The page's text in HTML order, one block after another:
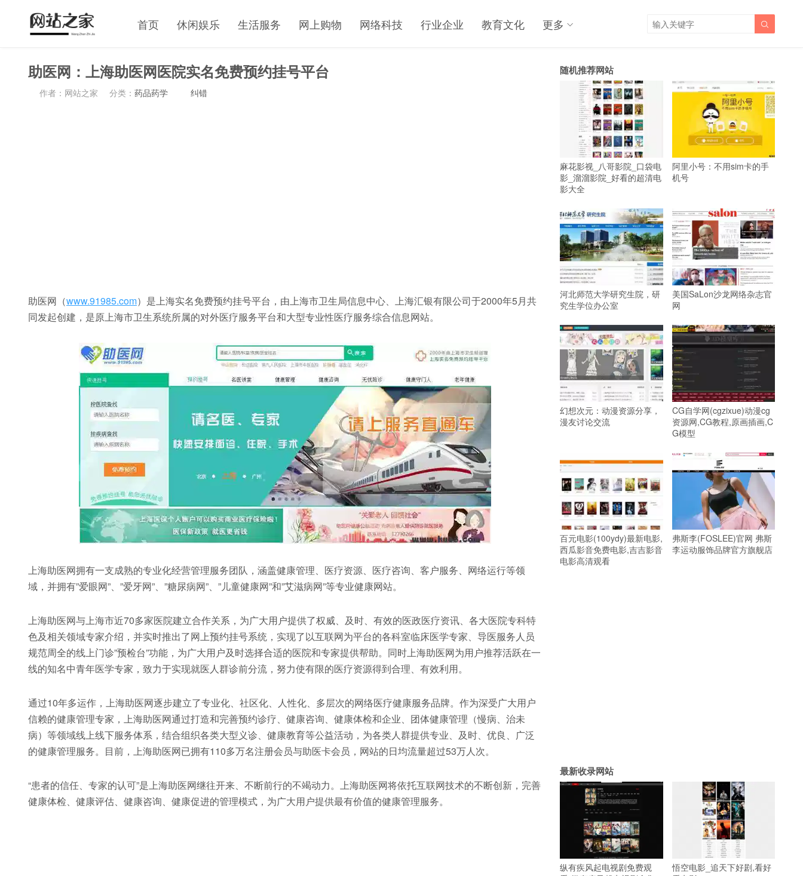
首页 休闲娱乐 生活服务 网上购物 网络科技 行业企业 教育文化 更多 
助医网：上海助医网医院实名免费预约挂号平台
作者：网站之家 分类： 药品药学 纠错
助医网（www.91985.com）是上海实名免费预约挂号平台，由上海市卫生局信息中心、上海汇银有限公司于2000年5月共
同发起创建，是原上海市卫生系统所属的对外医疗服务平台和大型专业性医疗服务综合信息网站。
上海助医网拥有一支成熟的专业化经营管理服务团队，涵盖健康管理、医疗资源、医疗咨询、客户服务、网络运行等领
域，并拥有”爱眼网”、”爱牙网”、”糖尿病网”、”儿童健康网”和”艾滋病网”等专业健康网站。
上海助医网与上海市近70多家医院建立合作关系，为广大用户提供了权威、及时、有效的医政医疗资讯、各大医院专科特
色及相关领域专家介绍，并实时推出了网上预约挂号系统，实现了以互联网为平台的各科室临床医学专家、导医服务人员
规范周全的线上门诊”预检台”功能，为广大用户及时选择合适的医院和专家提供帮助。同时上海助医网为用户推荐活跃在一
线的知名中青年医学专家，致力于实现就医人群诊前分流，努力使有限的医疗资源得到合理、有效利用。
通过10年多运作，上海助医网逐步建立了专业化、社区化、人性化、多层次的网络医疗健康服务品牌。作为深受广大用户
信赖的健康管理专家，上海助医网通过打造和完善预约诊疗、健康咨询、健康体检和企业、团体健康管理（慢病、治未
病）等领域线上线下服务体系，结合组织各类大型义诊、健康教育等公益活动，为各类人群提供专业、及时、优良、广泛
的健康管理服务。目前，上海助医网已拥有110多万名注册会员与助医卡会员，网站的日均流量超过53万人次。
“患者的信任、专家的认可”是上海助医网继往开来、不断前行的不竭动力。上海助医网将依托互联网技术的不断创新，完善
健康体检、健康评估、健康咨询、健康促进的管理模式，为广大用户提供最有价值的健康管理服务。
随机推荐网站
麻花影视_八哥影院_口袋电
影_溜溜影院_好看的超清电
影大全
阿里小号：不用sim卡的手
机号
河北师范大学研究生院，研
究生学位办公室
美国SaLon沙龙网络杂志官
网
幻想次元：动漫资源分享，
漫友讨论交流
CG自学网(cgzixue)动漫cg
资源网,CG教程,原画插画,C
G模型
百元电影(100ydy)最新电影,
西瓜影音免费电影,吉吉影音
电影高清观看
弗斯李(FOSLEE)官网 弗斯
李运动服饰品牌官方旗舰店
最新收录网站
纵有疾风起电视剧免费观
悟空电影_追天下好剧,看好